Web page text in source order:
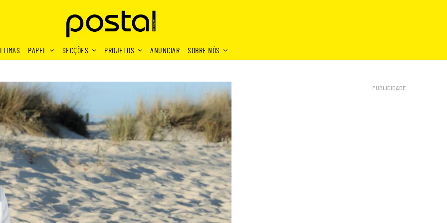
PAPEL SECÇÕES PROJETOS ANUNCIAR SOBRE NÓS